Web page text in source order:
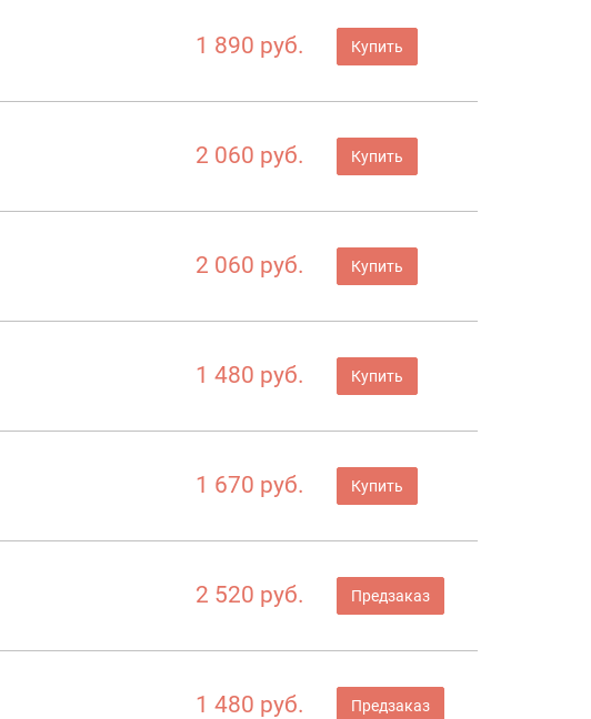
1 890 руб. Купить
2 060 руб. Купить
2 060 руб. Купить
1 480 руб. Купить
1 670 руб. Купить
2 520 руб. Предзаказ
1 480 руб. Предзаказ